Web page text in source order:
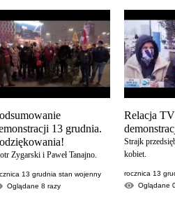
13 grudnia.
Zygarski i Paweł Tanajno.
13 grudnia stan wojenny
Oglądane 8 razy
Relacja
Strajk
kobiet.
rocznica 13
Oglądane